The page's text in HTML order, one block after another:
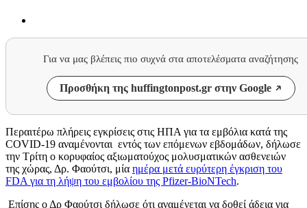
Για να μας βλέπεις πιο συχνά στα αποτελέσματα αναζήτησης
Προσθήκη της huffingtonpost.gr στην Google
Περαιτέρω πλήρεις εγκρίσεις στις ΗΠΑ για τα εμβόλια κατά της
COVID-19 αναμένονται εντός των επόμενων εβδομάδων, δήλωσε
την Τρίτη ο κορυφαίος αξιωματούχος μολυσματικών ασθενειών
της χώρας, Δρ. Φαούτσι, μία ημέρα μετά ευρύτερη έγκριση του
FDA για τη λήψη του εμβολίου της Pfizer-BioNTech.
Επίσης ο Δρ Φαούτσι δήλωσε ότι αναμένεται να δοθεί άδεια για